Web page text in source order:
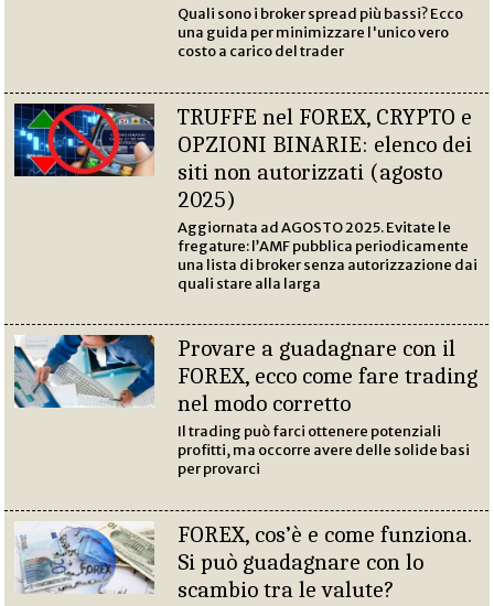
Quali sono i broker spread più bassi? Ecco
una guida per minimizzare l'unico vero
costo a carico del trader
TRUFFE nel FOREX, CRYPTO e
OPZIONI BINARIE: elenco dei
siti non autorizzati (agosto
2025)
Aggiornata ad AGOSTO 2025. Evitate le
fregature: l’AMF pubblica periodicamente
una lista di broker senza autorizzazione dai
quali stare alla larga
Provare a guadagnare con il
FOREX, ecco come fare trading
nel modo corretto
Il trading può farci ottenere potenziali
profitti, ma occorre avere delle solide basi
per provarci
FOREX, cos’è e come funziona.
Si può guadagnare con lo
scambio tra le valute?